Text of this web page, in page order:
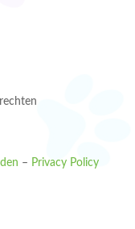
– Privacy Policy